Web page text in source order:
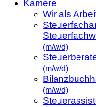
Karriere
Wir als
(m/w/d)
(m/w/d)
(m/w/d)